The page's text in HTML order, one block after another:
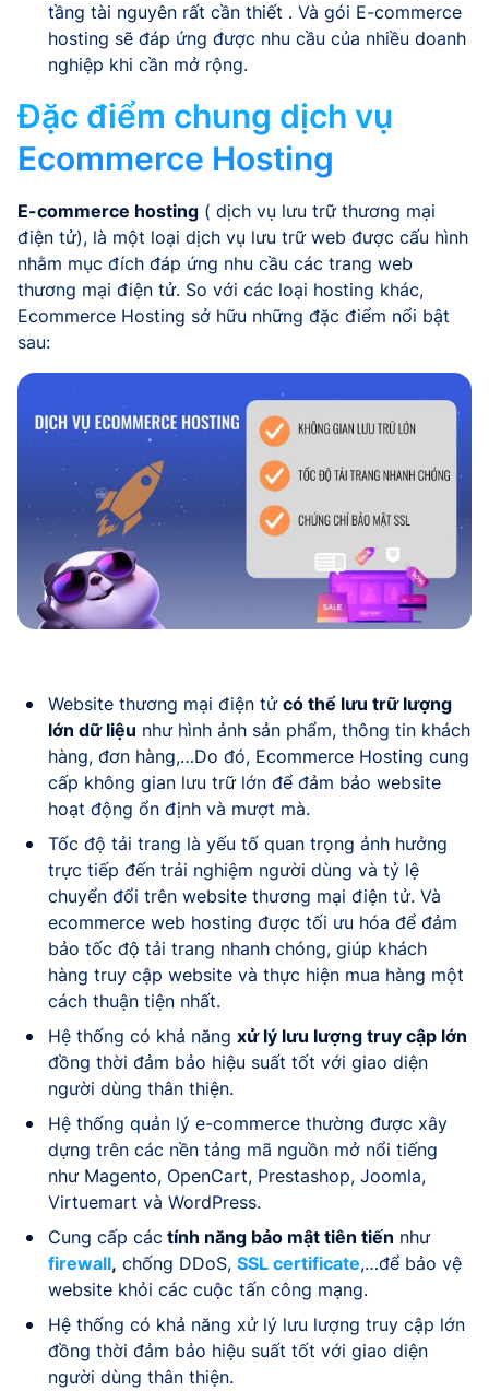
tầng tài nguyên rất cần thiết . Và gói E-commerce
hosting sẽ đáp ứng được nhu cầu của nhiều doanh
nghiệp khi cần mở rộng.
Đặc điểm chung dịch vụ
Ecommerce Hosting
E-commerce hosting ( dịch vụ lưu trữ thương mại
điện tử), là một loại dịch vụ lưu trữ web được cấu hình
nhằm mục đích đáp ứng nhu cầu các trang web
thương mại điện tử. So với các loại hosting khác,
Ecommerce Hosting sở hữu những đặc điểm nổi bật
sau:
Website thương mại điện tử có thể lưu trữ lượng
lớn dữ liệu như hình ảnh sản phẩm, thông tin khách
hàng, đơn hàng,…Do đó, Ecommerce Hosting cung
cấp không gian lưu trữ lớn để đảm bảo website
hoạt động ổn định và mượt mà.
Tốc độ tải trang là yếu tố quan trọng ảnh hưởng
trực tiếp đến trải nghiệm người dùng và tỷ lệ
chuyển đổi trên website thương mại điện tử. Và
ecommerce web hosting được tối ưu hóa để đảm
bảo tốc độ tải trang nhanh chóng, giúp khách
hàng truy cập website và thực hiện mua hàng một
cách thuận tiện nhất.
Hệ thống có khả năng xử lý lưu lượng truy cập lớn
đồng thời đảm bảo hiệu suất tốt với giao diện
người dùng thân thiện.
Hệ thống quản lý e-commerce thường được xây
dựng trên các nền tảng mã nguồn mở nổi tiếng
như Magento, OpenCart, Prestashop, Joomla,
Virtuemart và WordPress.
Cung cấp các tính năng bảo mật tiên tiến như
firewall, chống DDoS, SSL certificate,…để bảo vệ
website khỏi các cuộc tấn công mạng.
Hệ thống có khả năng xử lý lưu lượng truy cập lớn
đồng thời đảm bảo hiệu suất tốt với giao diện
người dùng thân thiện.